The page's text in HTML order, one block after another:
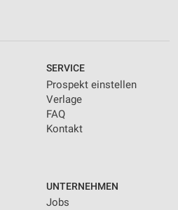
SERVICE
Prospekt einstellen
Verlage
FAQ
Kontakt
UNTERNEHMEN
Jobs